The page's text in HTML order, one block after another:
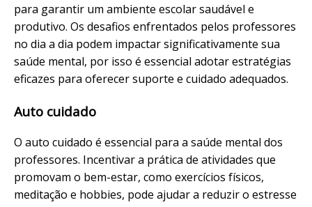
para garantir um ambiente escolar saudável e
produtivo. Os desafios enfrentados pelos professores
no dia a dia podem impactar significativamente sua
saúde mental, por isso é essencial adotar estratégias
eficazes para oferecer suporte e cuidado adequados.
Auto cuidado
O auto cuidado é essencial para a saúde mental dos
professores. Incentivar a prática de atividades que
promovam o bem-estar, como exercícios físicos,
meditação e hobbies, pode ajudar a reduzir o estresse